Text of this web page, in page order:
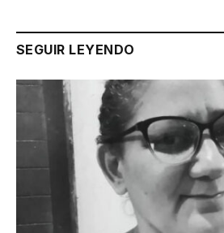
SEGUIR LEYENDO